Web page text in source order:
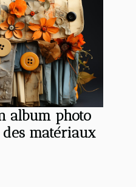
album photo
des matériaux